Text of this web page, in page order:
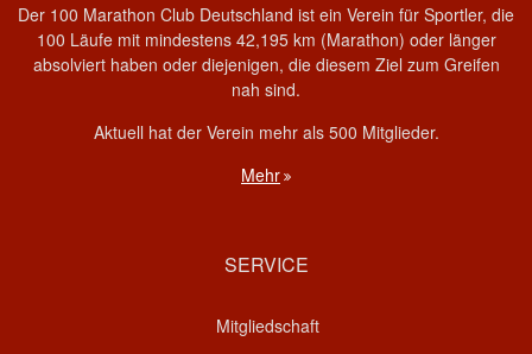
Der 100 Marathon Club Deutschland ist ein Verein für Sportler, die
100 Läufe mit mindestens 42,195 km (Marathon) oder länger
absolviert haben oder diejenigen, die diesem Ziel zum Greifen
nah sind.
Aktuell hat der Verein mehr als 500 Mitglieder.
Mehr
SERVICE
Mitgliedschaft